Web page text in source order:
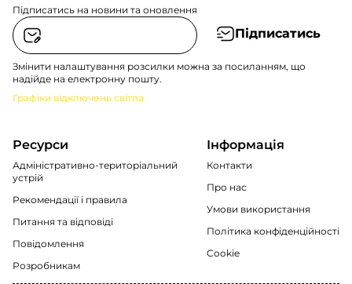
Підписатись на новини та оновлення
Підписатись
Змінити налаштування розсилки можна за посиланням, що
надійде на електронну пошту.
Графіки відключень світла
Ресурси
Адміністративно-територіальний
устрій
Рекомендації i правила
Питання та відповіді
Повідомлення
Розробникам
Інформація
Контакти
Про нас
Умови використання
Політика конфіденційності
Cookie